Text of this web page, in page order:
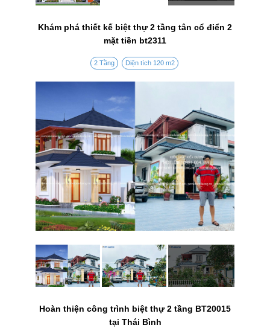
Khám phá thiết kế biệt thự 2 tầng tân cổ điển 2
mặt tiền bt2311
2 Tầng Diện tích 120 m2
Hoàn thiện công trình biệt thự 2 tầng BT20015
tại Thái Bình